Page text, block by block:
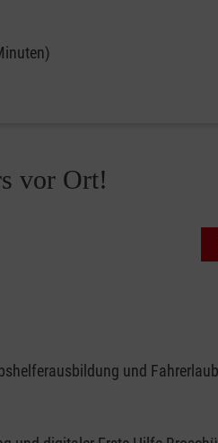
vor Ort!
und